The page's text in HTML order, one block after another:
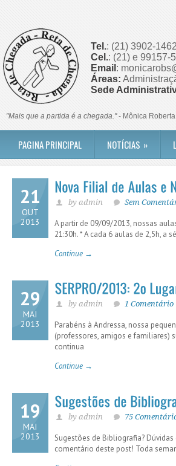
Tel.: (21) 3902-
Cel.: (21) e 99157-
Email :
Áreas:
Sede
"Mais que a partida é a chegada."- Mônica Roberta
PAGINA PRINCIPAL NOTÍCIAS »
21
OUT
2013
by admin Sem
A partir de 09/09/2013, nossas
21:30h. * A cada 6 aulas de 2,5h, a
Continue →
29
MAI
2013
by admin 1 Comentário
Parabéns à Andressa, nossa
(professores, amigos e familiares)
continua
Continue →
19
MAI
2013
by admin 75
Sugestões de Bibliografia?
comentário deste post! Toda